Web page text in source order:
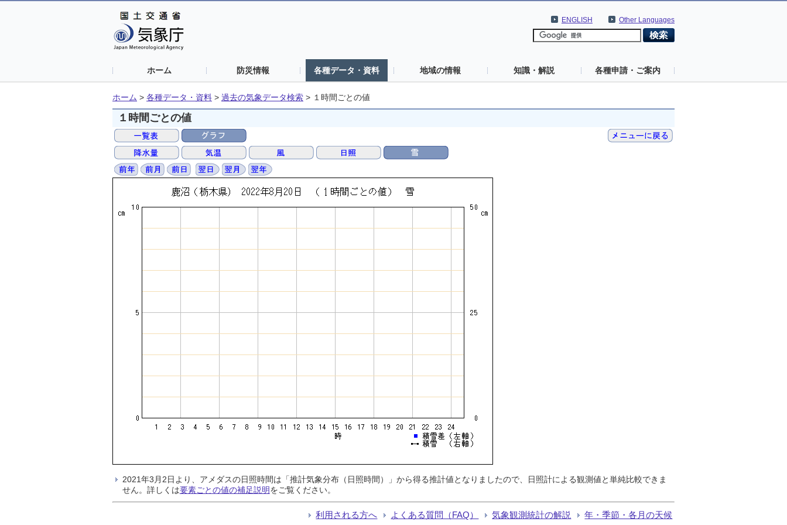
Other Languages
ENGLISH
ホーム 防災情報 各種データ・資料 地域の情報 知識・解説 各種申請・ご案内
ホーム > 各種データ・資料 > 過去の気象データ検索 > １時間ごとの値
１時間ごとの値
2021年3月2日より、アメダスの日照時間は「推計気象分布（日照時間）」から得る推計値となりましたので、日照計による観測値と単純比較できま
せん。詳しくは要素ごとの値の補足説明をご覧ください。
利用される方へ よくある質問（FAQ） 気象観測統計の解説 年・季節・各月の天候